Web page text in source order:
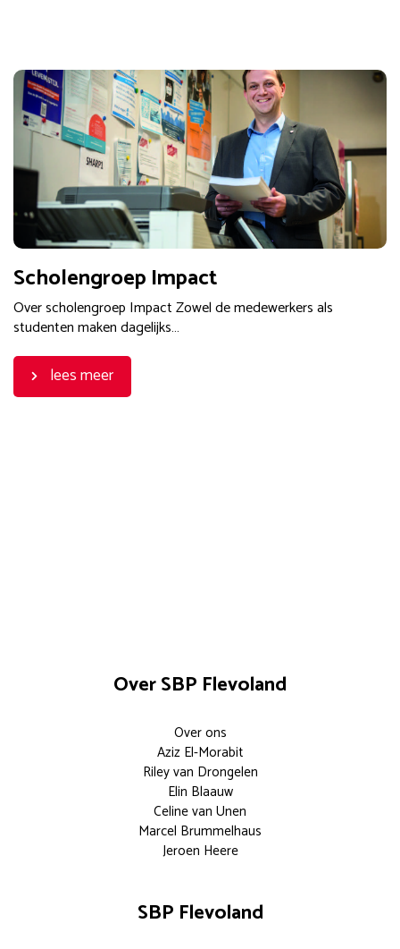
Scholengroep Impact
Over scholengroep Impact Zowel de medewerkers als
studenten maken dagelijks…
lees meer
Over SBP Flevoland
Over ons
Aziz El-Morabit
Riley van Drongelen
Elin Blaauw
Celine van Unen
Marcel Brummelhaus
Jeroen Heere
SBP Flevoland